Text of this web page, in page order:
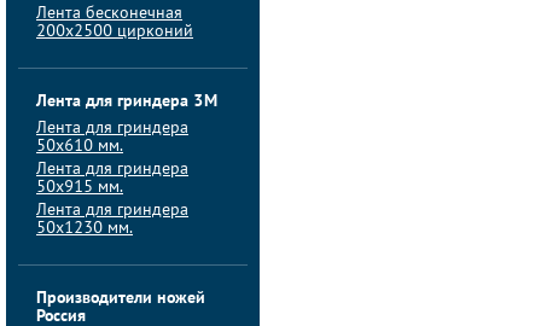
Лента бесконечная
200х2500 цирконий
Лента для гриндера 3M
Лента для гриндера
50x610 мм.
Лента для гриндера
50x915 мм.
Лента для гриндера
50x1230 мм.
Производители ножей
Россия